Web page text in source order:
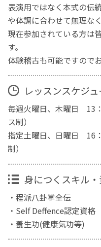
表演用ではなく本式の伝
や体調に合わせて無理な
現在参加されている方は
す。
体験稽古も可能ですので
レッスンスケジ
毎週火曜日、木曜日 13
ス制）
指定土曜日、日曜日 16
制）
身につくスキル
・程派八卦掌全伝
・Self Deffence認定資格
・養生功(健康気功等)